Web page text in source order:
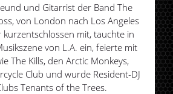
und Gitarrist der Band The
von London nach Los Angeles
kurzentschlossen mit, tauchte in
von L.A. ein, feierte mit
The Kills, den Arctic Monkeys,
Club und wurde Resident-DJ
Tenants of the Trees.